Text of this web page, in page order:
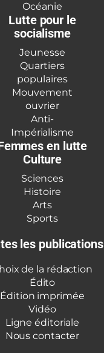
Océanie
Lutte pour le
socialisme
Jeunesse
Quartiers
populaires
Mouvement
ouvrier
Anti-
Impérialisme
en lutte
Culture
Sciences
Histoire
Arts
Sports
les publications
de la rédaction
Édito
Édition imprimée
Vidéo
Ligne éditoriale
Nous contacter